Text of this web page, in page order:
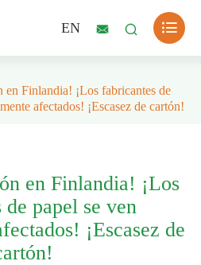
EN   
en Finlandia! ¡Los fabricantes de
afectados! ¡Escasez de cartón!
en Finlandia! ¡Los
papel se ven
¡Escasez de